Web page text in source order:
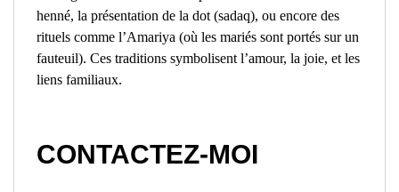
henné, la présentation de la dot (sadaq), ou encore des
rituels comme l’Amariya (où les mariés sont portés sur un
fauteuil). Ces traditions symbolisent l’amour, la joie, et les
liens familiaux.
CONTACTEZ-MOI